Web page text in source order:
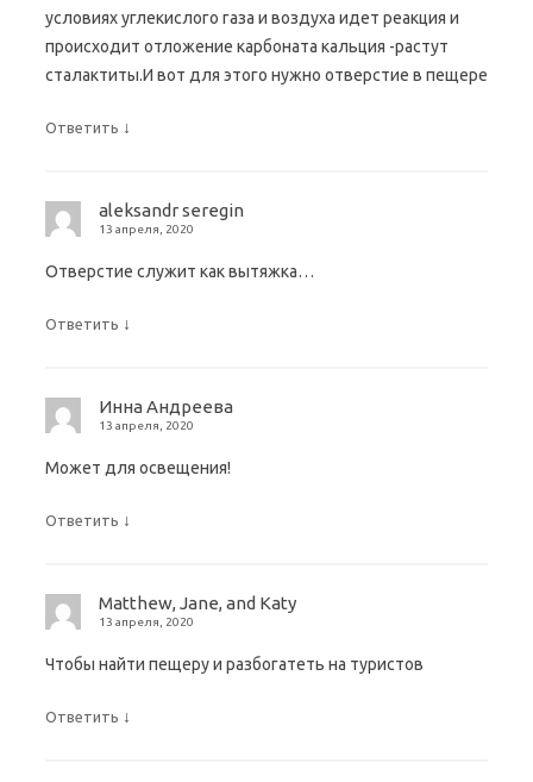
условиях углекислого газа и воздуха идет реакция и
происходит отложение карбоната кальция -растут
сталактиты.И вот для этого нужно отверстие в пещере
Ответить ↓
aleksandr seregin
13 апреля, 2020
Отверстие служит как вытяжка…
Ответить ↓
Инна Андреева
13 апреля, 2020
Может для освещения!
Ответить ↓
Matthew, Jane, and Katy
13 апреля, 2020
Чтобы найти пещеру и разбогатеть на туристов
Ответить ↓